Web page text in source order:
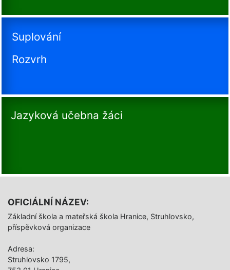
Suplování
Rozvrh
Jazyková učebna žáci
OFICIÁLNÍ NÁZEV:
Základní škola a mateřská škola Hranice, Struhlovsko,
příspěvková organizace
Adresa:
Struhlovsko 1795,